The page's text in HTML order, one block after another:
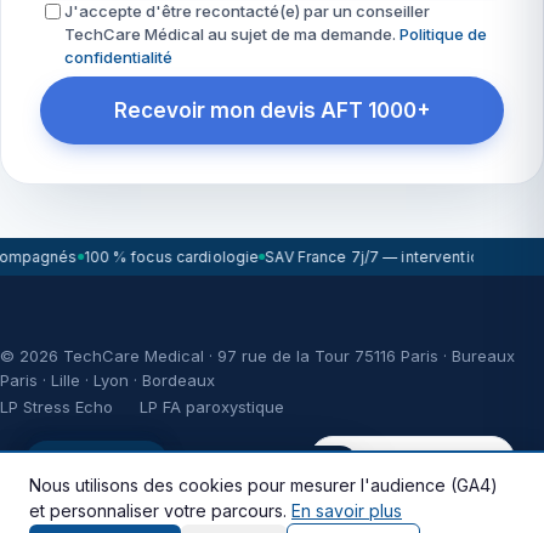
J'accepte d'être recontacté(e) par un conseiller
TechCare Médical au sujet de ma demande. Politique de
confidentialité
Recevoir mon devis AFT 1000+
100 % focus cardiologie SAV France 7j/7 — intervention sous
© 2026 TechCare Medical · 97 rue de la Tour 75116 Paris · Bureaux
Paris · Lille · Lyon · Bordeaux
LP Stress Echo
LP FA paroxystique
Réponse < 2h ouvrées
WikiCardio
* Illustration d’impact fiscal donnée à titre illustratif, sous réserve de
votre régime fiscal, de votre situation comptable et fiscale et de la
réglementation en vigueur ; ne constitue ni un conseil comptable /
🇬🇧 This site is available in English.
Continue in English Stay here
Nous utilisons des cookies pour mesurer l'audience (GA4)
et personnaliser votre parcours. En savoir plus